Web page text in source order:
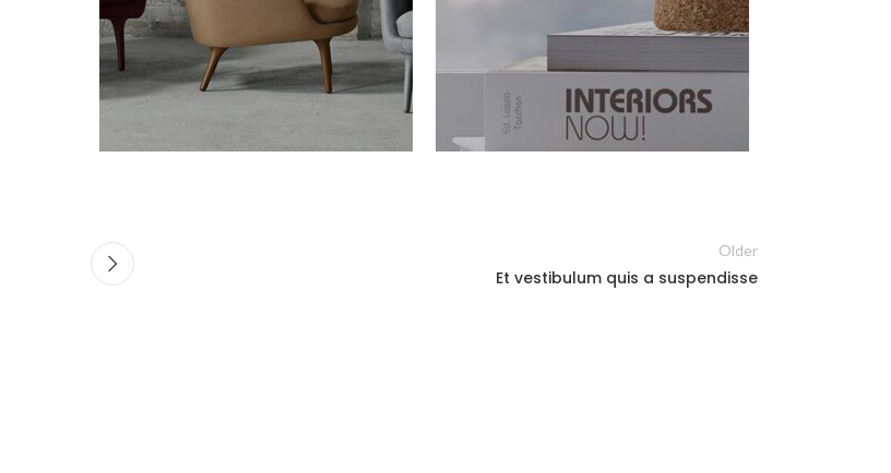
Older
Et vestibulum quis a suspendisse